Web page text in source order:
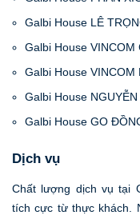
Galbi House LÊ
Galbi House VINCOM
Galbi House VINCOM
Galbi House
Galbi House GO
Dịch vụ
Chất lượng dịch vụ tại
tích cực từ thực khách.